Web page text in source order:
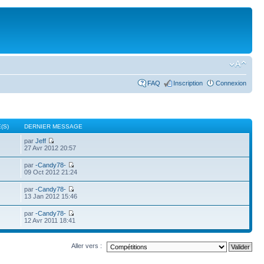
FAQ Inscription Connexion
DERNIER MESSAGE
parJeff
27 Avr 2012 20:57
par-Candy78-
09 Oct 2012 21:24
par-Candy78-
13 Jan 2012 15:46
par-Candy78-
12 Avr 2011 18:41
Aller vers :